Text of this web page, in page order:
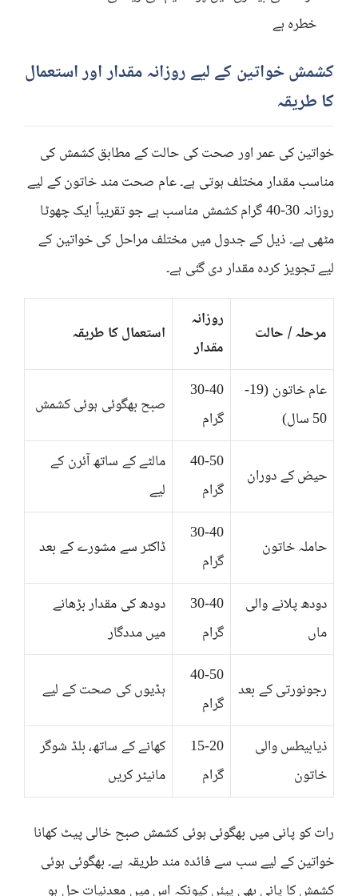
خطرہ ہے
کشمش خواتین کے لیے روزانہ مقدار اور استعمال
کا طریقہ
خواتین کی عمر اور صحت کی حالت کے مطابق کشمش کی
مناسب مقدار مختلف ہوتی ہے۔ عام صحت مند خاتون کے لیے
روزانہ 30-40 گرام کشمش مناسب ہے جو تقریباً ایک چھوٹا
مٹھی ہے۔ ذیل کے جدول میں مختلف مراحل کی خواتین کے
لیے تجویز کردہ مقدار دی گئی ہے۔
مرحلہ / حالت
روزانہ
مقدار
استعمال کا طریقہ
عام خاتون (19-
50 سال)
30-40
گرام
صبح بھگوئی ہوئی کشمش
حیض کے دوران
40-50
گرام
مالٹے کے ساتھ آئرن کے
لیے
حاملہ خاتون
30-40
گرام
ڈاکٹر سے مشورے کے بعد
دودھ پلانے والی
ماں
30-40
گرام
دودھ کی مقدار بڑھانے
میں مددگار
رجونورتی کے بعد
40-50
گرام
ہڈیوں کی صحت کے لیے
ذیابیطس والی
خاتون
15-20
گرام
کھانے کے ساتھ، بلڈ شوگر
مانیٹر کریں
رات کو پانی میں بھگوئی ہوئی کشمش صبح خالی پیٹ کھانا
خواتین کے لیے سب سے فائدہ مند طریقہ ہے۔ بھگوئی ہوئی
کشمش کا پانی بھی پیئں کیونکہ اس میں معدنیات حل ہو